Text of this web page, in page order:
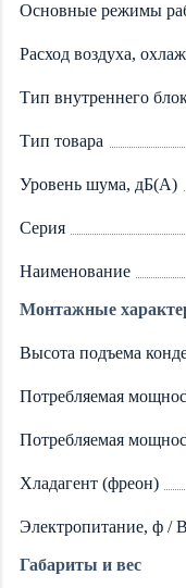
Основные режимы
Расход воздуха,
Тип внутреннего
Тип товара
Уровень шума, дБ(А)
Серия
Наименование
Монтажные
Высота подъема
Потребляемая
Потребляемая
Хладагент (фреон)
Электропитание, ф /
Габариты и вес